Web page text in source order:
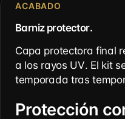
ACABADO
Barniz protector.
Capa protectora final
a los rayos UV. El kit
temporada tras
Protección